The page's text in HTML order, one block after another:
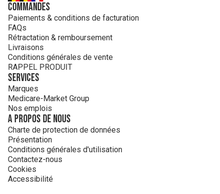
Commandes
Paiements & conditions de facturation
FAQs
Rétractation & remboursement
Livraisons
Conditions générales de vente
RAPPEL PRODUIT
Services
Marques
Medicare-Market Group
Nos emplois
A propos de nous
Charte de protection de données
Présentation
Conditions générales d'utilisation
Contactez-nous
Cookies
Accessibilité